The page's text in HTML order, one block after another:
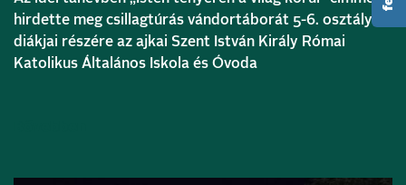
hirdette meg csillagtúrás vándortáborát 5-6. osztályos
diákjai részére az ajkai Szent István Király Római
Katolikus Általános Iskola és Óvoda